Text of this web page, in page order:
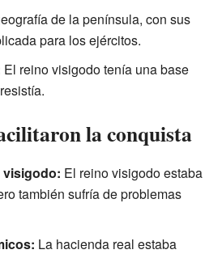
de la península, con sus
para los ejércitos.
El reino visigodo tenía una base
la conquista
visigodo: El reino visigodo estaba
también sufría de problemas
La hacienda real estaba